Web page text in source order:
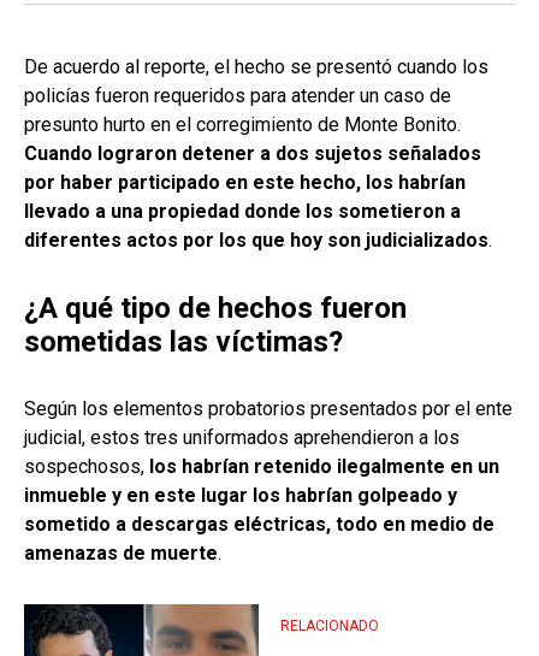
De acuerdo al reporte, el hecho se presentó cuando los
policías fueron requeridos para atender un caso de
presunto hurto en el corregimiento de Monte Bonito.
Cuando lograron detener a dos sujetos señalados
por haber participado en este hecho, los habrían
llevado a una propiedad donde los sometieron a
diferentes actos por los que hoy son judicializados.
¿A qué tipo de hechos fueron
sometidas las víctimas?
Según los elementos probatorios presentados por el ente
judicial, estos tres uniformados aprehendieron a los
sospechosos, los habrían retenido ilegalmente en un
inmueble y en este lugar los habrían golpeado y
sometido a descargas eléctricas, todo en medio de
amenazas de muerte.
RELACIONADO